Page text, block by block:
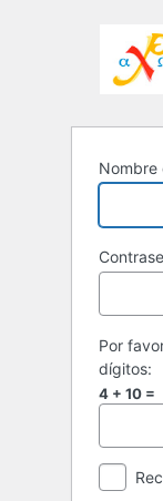
Nombre
Por
dígitos:
4 + 10 =